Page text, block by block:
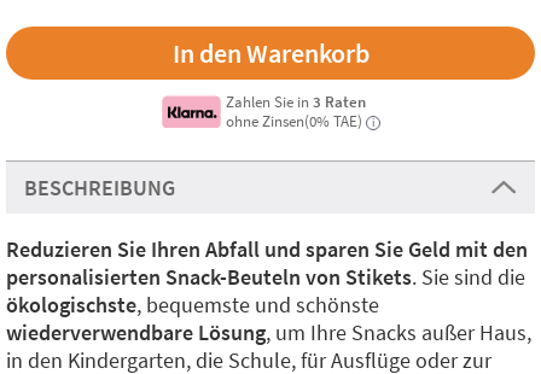
Zahlen Sie in3 Raten
ohne Zinsen(0% TAE)
i
BESCHREIBUNG
Reduzieren Sie Ihren Abfall und sparen Sie Geld mit den
personalisierten Snack-Beuteln von Stikets. Sie sind die
ökologischste, bequemste und schönste
wiederverwendbare Lösung, um Ihre Snacks außer Haus,
in den Kindergarten, die Schule, für Ausflüge oder zur